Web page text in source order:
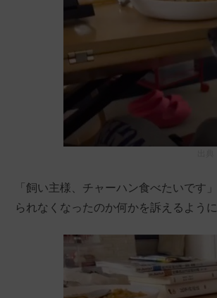
「飼い主様、チャーハン食べたいです
られなくなったのか何かを訴えるよう